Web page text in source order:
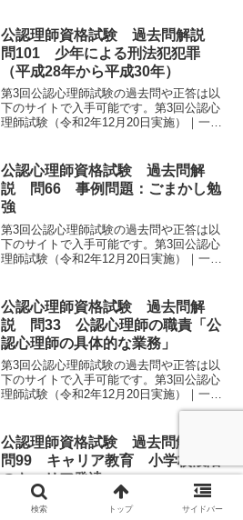
ることで「自分に必要な知識は何か」を
知るための手が...
公認理師資格試験 過去問解説
問101 少年による刑法犯犯罪
（平成28年から平成30年）
第3回公認心理師試験の過去問や正答は以
下のサイトで入手可能です。第3回公認心
理師試験（令和2年12月20日実施）｜一般
ることで「自分に必要な知識は何か」を
知るための手が...
公認心理師資格試験 過去問解
説 問66 事例問題：ごまかし勉
強
第3回公認心理師試験の過去問や正答は以
下のサイトで入手可能です。第3回公認心
理師試験（令和2年12月20日実施）｜一般
ることで「自分に必要な知識は何か」を
知るための手が...
公認心理師資格試験 過去問解
説 問33 公認心理師の職責「公
認心理師の具体的な業務」
第3回公認心理師試験の過去問や正答は以
下のサイトで入手可能です。第3回公認心
理師試験（令和2年12月20日実施）｜一般
社団法人日本心理研修センター公認心理
ることで「自分に必要な知識は何か」を
知るための手が...
公認理師資格試験 過去問解説
問99 キャリア教育 小学校段階
のキャリア発達
第3回公認心理師試験の過去問や正答は以
下のサイトで入手可能です。第3回公認心
検索 トップ サイドバー